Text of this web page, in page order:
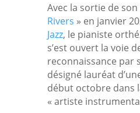
Avec la sortie de
Rivers » en janvier
Jazz, le pianiste
s’est ouvert la voie
reconnaissance par
désigné lauréat
début octobre dans
« artiste